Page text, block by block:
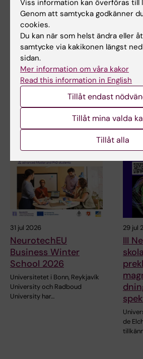
Tags
Uppdaterad av:
KI webbförvaltning 2019-09-30
Dela
Relaterade artiklar
31 jul 2026
NeurotechEU
Business Winter
School 2026
Universitetet i Bonn, Reykjavík
University och Radboud
University har…
29 jul
III
de
Viss information kan överföras till
Genom att samtycka godkänner
cookies.
Du kan när som helst ändra eller
samtycke via kakikonen längst
sidan.
Mer information om våra kakor
Read this information in English
Tillåt endast
Tillåt mina valda
Tillåt alla